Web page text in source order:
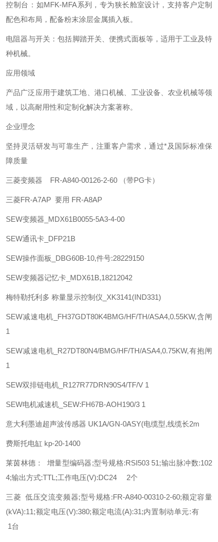
‌控制台‌：如MFK-MFA系列，专为狭长舱室设计，支持客户定制
配色和布局，配备粉末涂层金属插入板。 ‌
‌电阻器与开关‌：包括脚踏开关、便携式面板等，适用于工业及特
种机械。 ‌
应用领域
产品广泛应用于建筑工地、港口机械、工业设备、农业机械等领
域，以高耐用性和定制化解决方案著称。 ‌
企业理念
坚持灵活研发与可靠生产，注重客户需求，通过*及国际标准保
障质量
三菱变频器 FR-A840-00126-2-60 （带PG卡）
三菱FR-A7AP 要用 FR-A8AP
SEW变频器_MDX61B0055-5A3-4-00
SEW通讯卡_DFP21B
SEW操作面板_DBG60B-10,件号:28229150
SEW变频器记忆卡_MDX61B,18212042
梅特勒托利多 称量显示控制仪_XK3141(IND331)
SEW减速电机_FH37GDT80K4BMG/HF/TH/ASA4,0.55KW,含闸
1
SEW减速电机_R27DT80N4/BMG/HF/TH/ASA4,0.75KW,有抱闸
1
SEW双排链电机_R127R77DRN90S4/TF/V 1
SEW电机减速机_SEW:FH67B-AOH190/3 1
意大利墨迪超声波传感器 UK1A/GN-0ASY(电缆型,线缆长2m
费斯托电缸 kp-20-1400
莱茵林德： 增量型编码器;型号规格:RSI503 51;输出脉冲数:102
4;输出方式:TTL;工作电压(V):DC24 2个
三菱 低压交流变频器;型号规格:FR-A840-00310-2-60;额定容量
(kVA):11;额定电压(V):380;额定电流(A):31;内置制动单元:有
1台